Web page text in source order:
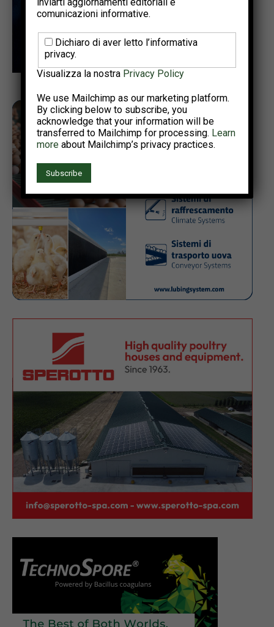
comunicazioni informative.
Dichiaro di aver letto l’informativa
privacy.
Visualizza la nostra Privacy Policy
We use Mailchimp as our marketing platform.
By clicking below to subscribe, you
acknowledge that your information will be
transferred to Mailchimp for processing. Learn
more about Mailchimp’s privacy practices.